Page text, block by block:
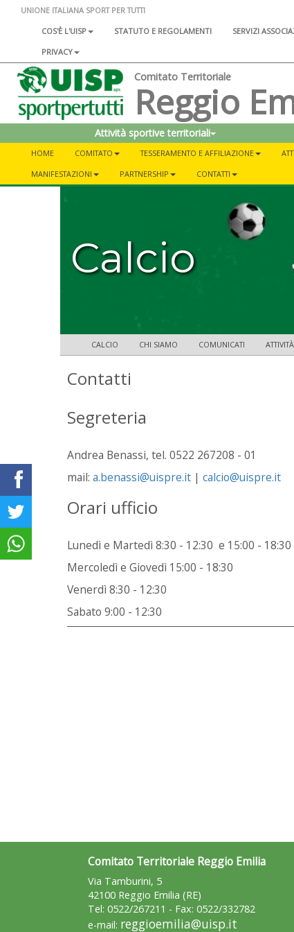
UNIONE ITALIANA SPORT PER TUTTI
COS'È L'UISP
STATUTO E REGOLAMENTI SERVIZI
PRIVACY
Comitato Territoriale
Reggio
Attività sportive territoriali
HOME COMITATO TESSERAMENTO E AFFILIAZIONE
MANIFESTAZIONI
PARTNERSHIP CONTATTI
Calcio
CALCIO CHI SIAMO COMUNICATI
Contatti
Segreteria
Andrea Benassi, tel. 0522 267208 - 01
mail: a.benassi@uispre.it | calcio@uispre.it
Orari ufficio
Lunedì e Martedì 8:30 - 12:30 e 15:00 - 18:30
Mercoledì e Giovedì 15:00 - 18:30
Venerdì 8:30 - 12:30
Sabato 9:00 - 12:30
Comitato Territoriale Reggio Emilia
Via Tamburini, 5
42100 Reggio Emilia (RE)
Tel: 0522/267211 - Fax: 0522/332782
e-mail: reggioemilia@uisp.it